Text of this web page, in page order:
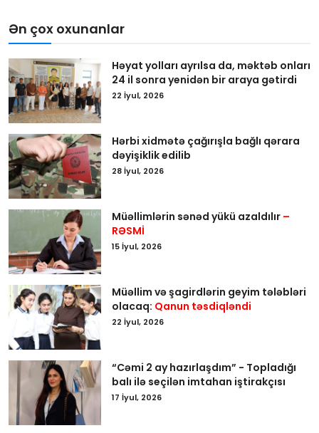
Ən çox oxunanlar
Həyat yolları ayrılsa da, məktəb onları
24 il sonra yenidən bir araya gətirdi
22 İyul, 2026
Hərbi xidmətə çağırışla bağlı qərara
dəyişiklik edilib
28 İyul, 2026
Müəllimlərin sənəd yükü azaldılır –
RƏSMİ
15 İyul, 2026
Müəllim və şagirdlərin geyim tələbləri
olacaq: Qanun təsdiqləndi
22 İyul, 2026
“Cəmi 2 ay hazırlaşdım” - Topladığı
balı ilə seçilən imtahan iştirakçısı
17 İyul, 2026